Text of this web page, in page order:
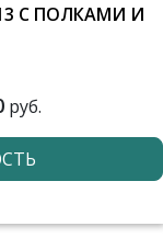
С ПОЛКАМИ И
руб.